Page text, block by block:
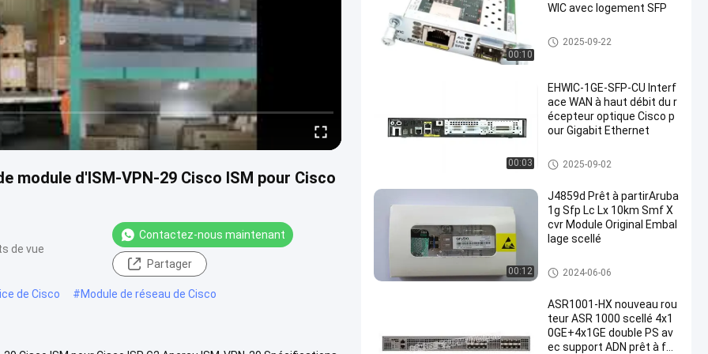
module d'ISM-VPN-29 Cisco ISM pour Cisco
de vue
Contactez-nous maintenant
Partager
de Cisco #Module de réseau de Cisco
00:10
WIC avec logement SFP
Module optique d'émetteur-réc
epteur
2025-09-22
00:03
EHWIC-1GE-SFP-CU Interf
ace WAN à haut débit du r
écepteur optique Cisco p
our Gigabit Ethernet
Modules de routeur de Cisco
2025-09-02
00:12
J4859d Prêt à partirAruba
1g Sfp Lc Lx 10km Smf X
cvr Module Original Embal
lage scellé
Module optique d'émetteur-réc
epteur
2024-06-06
ASR1001-HX nouveau rou
teur ASR 1000 scellé 4x1
0GE+4x1GE double PS av
ec support ADN prêt à fon